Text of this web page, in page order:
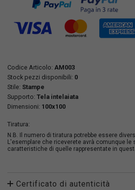
Codice Articolo: AM003
Stock pezzi disponibili: 0
Stile: Stampe
Supporto: Tela intelaiata
Dimensioni: 100x100
Tiratura:
N.B. Il numero di tiratura potrebbe essere
L'esemplare che riceverete avrà comunque
caratteristiche di quelle rappresentate in
Certificato di autenticità